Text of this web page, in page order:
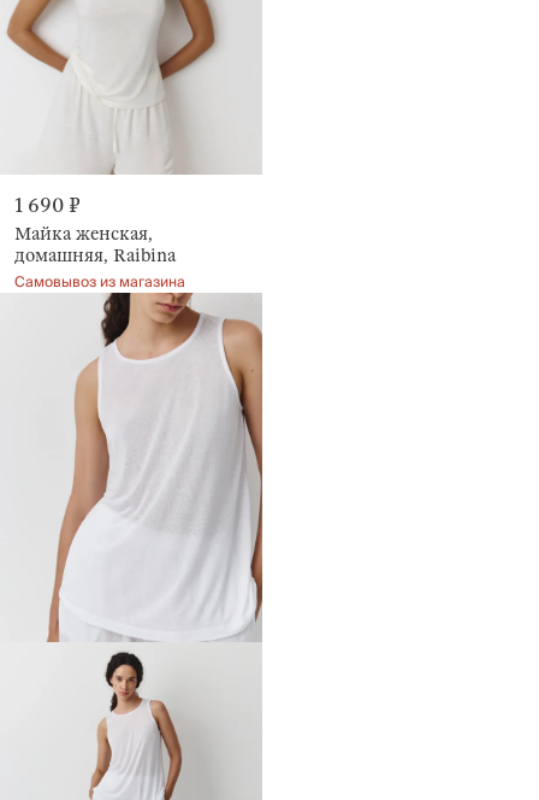
1 690 ₽
Майка женская,
домашняя, Raibina
Самовывоз из магазина